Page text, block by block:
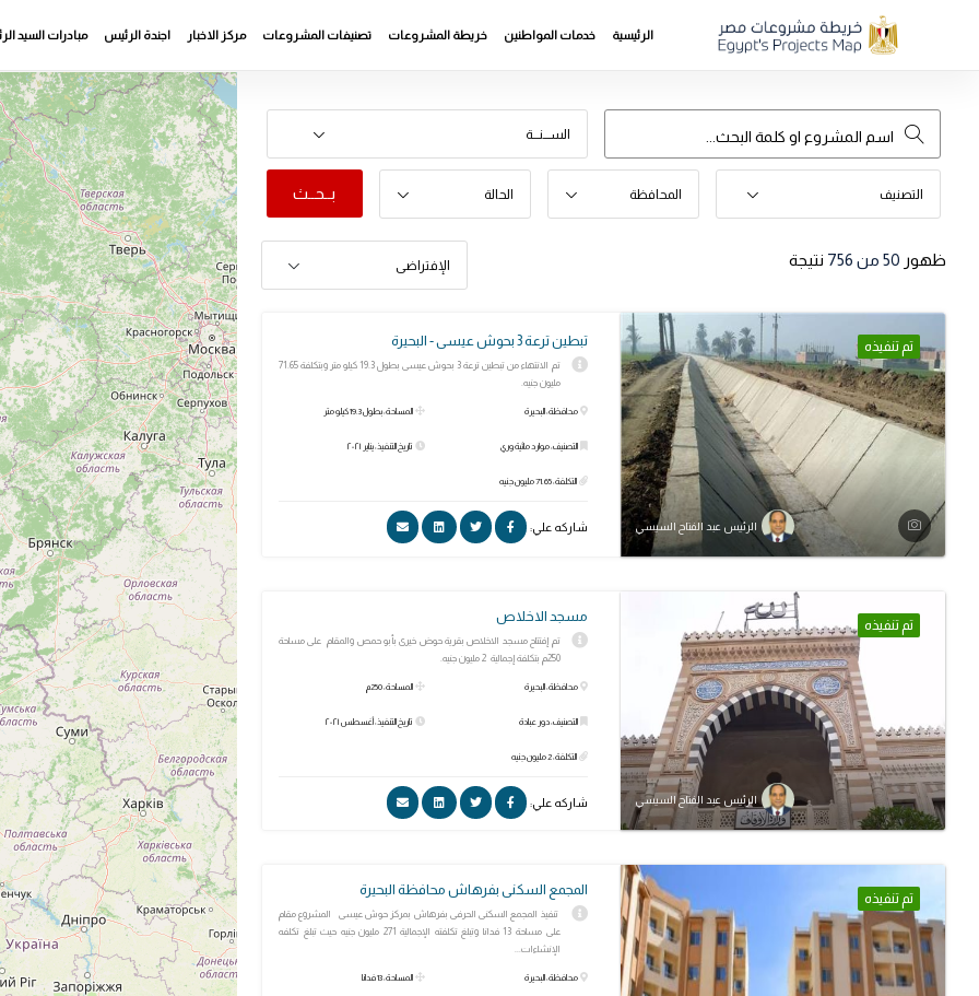
الرئيسية خدمات المواطنين خريطة المشروعات تصنيفات المشروعات مركز الاخبار اجندة الرئيس مبادرات السيد
الســـنـــة
التصنيف المحافظة الحالة بــحــث
الإفتراضى ظهور 50 من 756 نتيجة
تم تنفيذه
الرئيس عبد الفتاح السيسي
تبطين ترعة 3 بحوش عيسى - البحيرة
تم الانتهاء من تبطين ترعة 3 بحوش عيسى بطول 19.3 كيلو متر وبتكلفة 71.65
مليون جنيه.
محافظة: البحيرة
التصنيف: موارد مائية وري
التكلفة: 71.65 مليون جنيه
المساحة: بطول 19.3 كيلو متر
تاريخ التنفيذ: يناير ٢٠٢١
شاركه علي:
تم تنفيذه
الرئيس عبد الفتاح السيسي
مسجد الاخلاص
تم إفتتاح مسجد الاخلاص بقرية حوض خيرى بأبو حمص والمقام على مساحة
250م بتكلفة إجمالية 2 مليون جنيه.
محافظة: البحيرة
التصنيف: دور عبادة
التكلفة: 2 مليون جنيه
المساحة: 250م
تاريخ التنفيذ: أغسطس ٢٠٢١
شاركه علي:
تم تنفيذه
المجمع السكنى بفرهاش محافظة البحيرة
تنفيذ المجمع السكنى الحرفى بفرهاش بمركز حوش عيسى المشروع مقام
على مساحة 13 فدانا وتبلغ تكلفته الإجمالية 271 مليون جنيه حيث تبلغ تكلفه
الإنشاءات...
محافظة: البحيرة المساحة: 13 فدانا